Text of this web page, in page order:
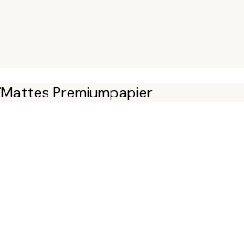
Mattes Premiumpapier